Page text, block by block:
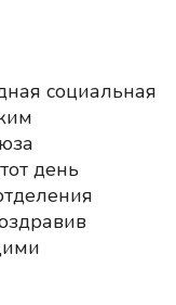
социальная
день